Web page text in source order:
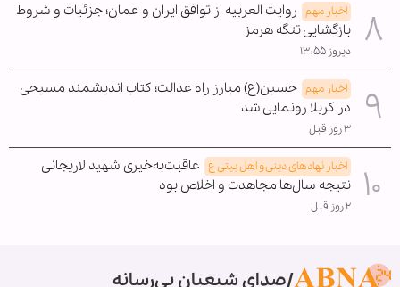
اخبار مهم روایت العربیه از توافق ایران و عمان؛ جزئیات و شروط
بازگشایی تنگه هرمز
دیروز ۱۳:۵۵
اخبار مهم حسین(ع) مبارز راه عدالت؛ کتاب اندیشمند مسیحی
در کربلا رونمایی شد
۳ روز قبل
اخبار نهادهای دینی و اهل بیتی ع عاقبت‌به‌خیری شهید لاریجانی
نتیجه سال‌ها مجاهدت و اخلاص بود
۲ روز قبل
صدای شیعیان بی‌رسانه